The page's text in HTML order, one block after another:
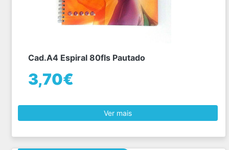
Cad.A4 Espiral 80fls Pautado
3,70€
Ver mais